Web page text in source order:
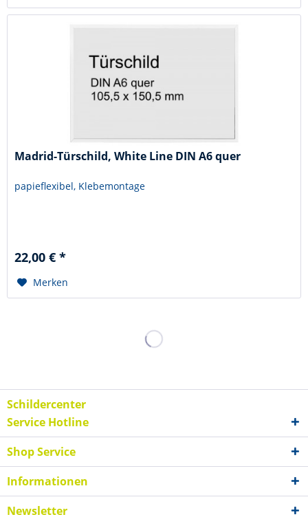
Madrid-Türschild, White Line DIN A6 quer
papieflexibel, Klebemontage
22,00 € *
Merken
Schildercenter
Service Hotline
Shop Service
Informationen
Newsletter